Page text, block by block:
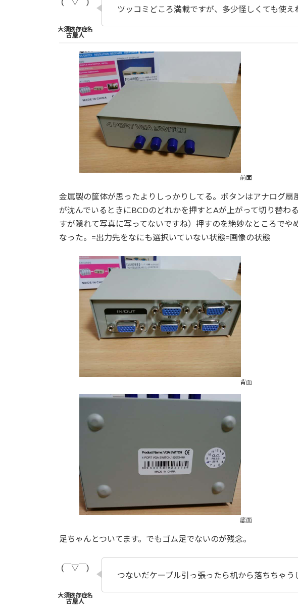
ツッコミどころ満載ですが、多少怪しくても使え
前面
金属製の筐体が思ったよりしっかりしてる。ボタンはアナログ
が沈んでいるときにBCDのどれかを押すとAが上がって切り替わ
すが隠れて写真に写ってないですね）押すのを絶妙なところでや
なった。=出力先をなにも選択いていない状態=画像の状態
背面
底面
足ちゃんとついてます。でもゴム足でないのが残念。
つないだケーブル引っ張ったら机から落ちちゃう